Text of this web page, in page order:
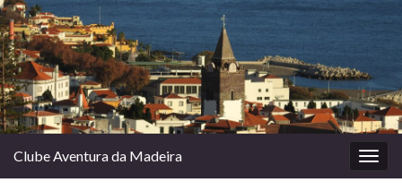
Clube Aventura da Madeira